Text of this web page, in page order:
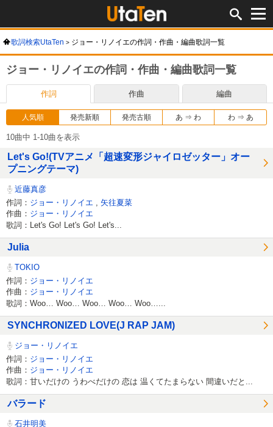
歌詞検索UtaTen ジョー・リノイエの作詞・作曲・編曲歌詞一覧
ジョー・リノイエの作詞・作曲・編曲歌詞一覧
作詞 作曲 編曲
人気順 発売新順 発売古順 あ ⇒ わ わ ⇒ あ
10曲中 1-10曲を表示
Let's Go!(TVアニメ「超速変形ジャイロゼッター」オー
プニングテーマ)
近藤真彦
作詞： ジョー・リノイエ
矢往夏菜
作曲： ジョー・リノイエ
歌詞：Let's Go! Let's Go! Let's...
Julia
TOKIO
作詞： ジョー・リノイエ
作曲： ジョー・リノイエ
歌詞：Woo… Woo… Woo… Woo… Woo…...
SYNCHRONIZED LOVE(J RAP JAM)
ジョー・リノイエ
作詞： ジョー・リノイエ
作曲： ジョー・リノイエ
歌詞：甘いだけの うわべだけの 恋は 温くてたまらない 間違いだと...
バラード
石井明美